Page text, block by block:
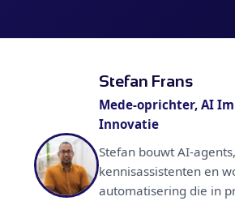
Stefan Frans
Mede-oprichter, AI
Innovatie
Stefan bouwt AI-agents,
kennisassistenten en
automatisering die in